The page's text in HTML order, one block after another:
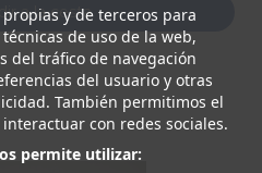
a la cestay de terceros para
de uso de la web,
del tráfico de navegación
del usuario y otras
También permitimos el
con redes sociales.
permite utilizar: